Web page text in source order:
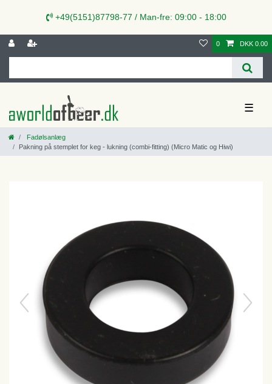
+49(5151)87798-77 / Man-fre: 09:00 - 18:00
0 DKK 0.00
☰
Fadølsanlæg
Pakning på stemplet for keg - lukning (combi-fitting) (Micro Matic og Hiwi)